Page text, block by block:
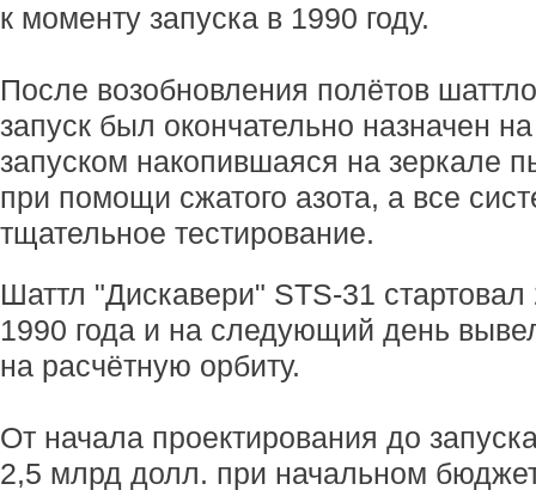
к моменту запуска в 1990 году.
После возобновления полётов
запуск был окончательно назначен
запуском накопившаяся на зеркале
при помощи сжатого азота, а все
тщательное тестирование.
Шаттл "Дискавери" STS-31
1990 года и на следующий день
на расчётную орбиту.
От начала проектирования до
2,5 млрд долл. при начальном